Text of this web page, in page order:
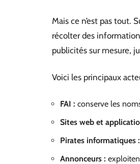
Mais ce n’est pas tout.
récolter des
publicités sur mesure,
Voici les principaux
FAI : conserve les
Sites web et
Pirates informatiques :
Annonceurs :